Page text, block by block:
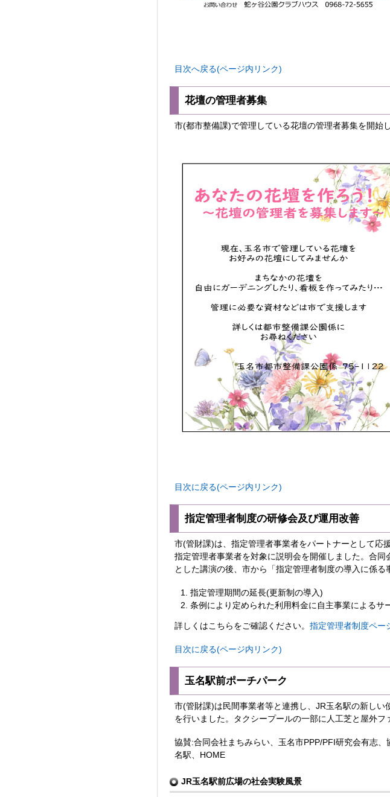
目次へ戻る(ページ内リンク)
花壇の管理者募集
市(都市整備課)で管理している花壇の管理者募集を開始
目次に戻る(ページ内リンク)
指定管理者制度の研修会及び運用改善
市(管財課)は、指定管理者事業者をパートナーとして応
指定管理者事業者を対象に説明会を開催しました。合
とした講演の後、市から「指定管理者制度の導入に係
指定管理期間の延長(更新制の導入)
条例により定められた利用料金に自主事業によるサ
詳しくはこちらをご確認ください。 指定管理者制度ペー
目次に戻る(ページ内リンク)
玉名駅前ポーチパーク
市(管財課)は民間事業者等と連携し、JR玉名駅の新しい
を行いました。タクシープールの一部に人工芝と屋外
協賛:合同会社まちみらい、玉名市PPP/PFI研究会有志
名駅、HOME
JR玉名駅前広場の社会実験風景